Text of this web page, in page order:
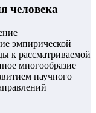
человека
эмпирической
к рассматриваемой
многообразие
научного